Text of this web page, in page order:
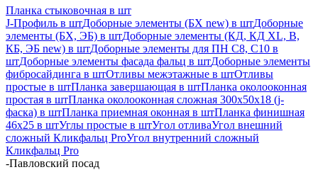
Планка стыковочная в шт
J-Профиль в штДоборные элементы (БХ new) в штДоборные
элементы (БХ, ЭБ) в штДоборные элементы (КД, КД XL, В,
КБ, ЭБ new) в штДоборные элементы для ПН С8, С10 в
штДоборные элементы фасада фальц в штДоборные элементы
фибросайдинга в штОтливы межэтажные в штОтливы
простые в штПланка завершающая в штПланка околооконная
простая в штПланка околооконная сложная 300х50х18 (j-
фаска) в штПланка приемная оконная в штПланка финишная
46х25 в штУглы простые в штУгол отливаУгол внешний
сложный Кликфальц ProУгол внутренний сложный
Кликфальц Pro
-Павловский посад